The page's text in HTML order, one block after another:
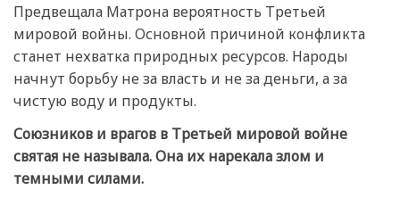
Предвещала Матрона вероятность Третьей
мировой войны. Основной причиной конфликта
станет нехватка природных ресурсов. Народы
начнут борьбу не за власть и не за деньги, а за
чистую воду и продукты.
Союзников и врагов в Третьей мировой войне
святая не называла. Она их нарекала злом и
темными силами.